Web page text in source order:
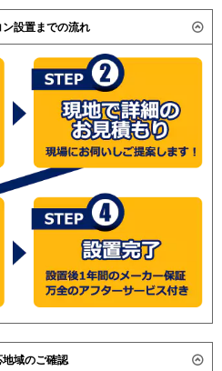
設置までの流れ
域のご確認